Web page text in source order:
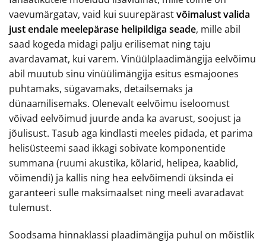
vaevumärgatav, vaid kui suurepärastvõimalust valida
just endale meelepärase helipildiga seade, mille abil
saad kogeda midagi palju erilisemat ning taju
avardavamat, kui varem. Vinüülplaadimängija eelvõimu
abil muutub sinu vinüülimängija esitus esmajoones
puhtamaks, sügavamaks, detailsemaks ja
dünaamilisemaks. Olenevalt eelvõimu iseloomust
võivad eelvõimud juurde anda ka avarust, soojust ja
jõulisust. Tasub aga kindlasti meeles pidada, et parima
helisüsteemi saad ikkagi sobivate komponentide
summana (ruumi akustika, kõlarid, helipea, kaablid,
võimendi) ja kallis ning hea eelvõimendi üksinda ei
garanteeri sulle maksimaalset ning meeli avaradavat
tulemust.
Soodsama hinnaklassi plaadimängija puhul on mõistlik